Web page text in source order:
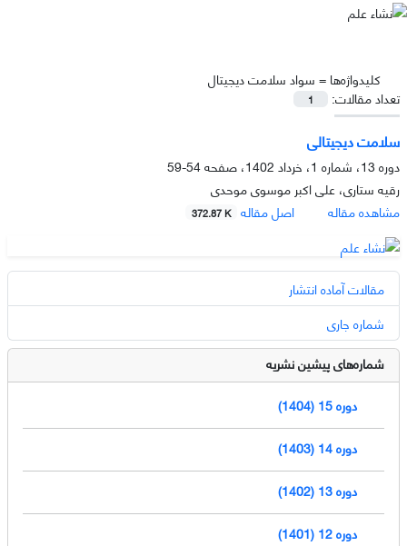
کلیدواژه‌ها = سواد سلامت دیجیتال
تعداد مقالات:
1
سلامت دیجیتالی
دوره 13، شماره 1، خرداد 1402، صفحه
54-59
رقیه ستاری، علی اکبر موسوی موحدی
مشاهده مقاله
اصل مقاله 372.87 K
مقالات آماده انتشار
شماره جاری
شماره‌های پیشین نشریه
دوره 15 (1404)
دوره 14 (1403)
دوره 13 (1402)
دوره 12 (1401)